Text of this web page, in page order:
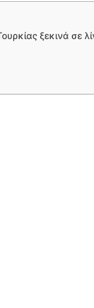
ξεκινά σε